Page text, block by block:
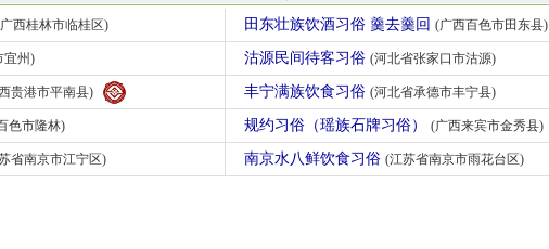
西桂林市临桂区) 田东壮族饮酒习俗 羹去羹回 (广西百色市田东县)
宜州) 沽源民间待客习俗 (河北省张家口市沽源)
贵港市平南县) 丰宁满族饮食习俗 (河北省承德市丰宁县)
色市隆林) 规约习俗（瑶族石牌习俗） (广西来宾市金秀县)
省南京市江宁区) 南京水八鲜饮食习俗 (江苏省南京市雨花台区)